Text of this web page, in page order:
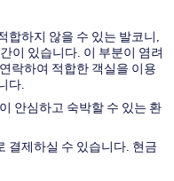
합하지 않을 수 있는 발코니,
이 있습니다. 이 부분이 염려
락하여 적합한 객실을 이용
다.
안심하고 숙박할 수 있는 환
결제하실 수 있습니다. 현금